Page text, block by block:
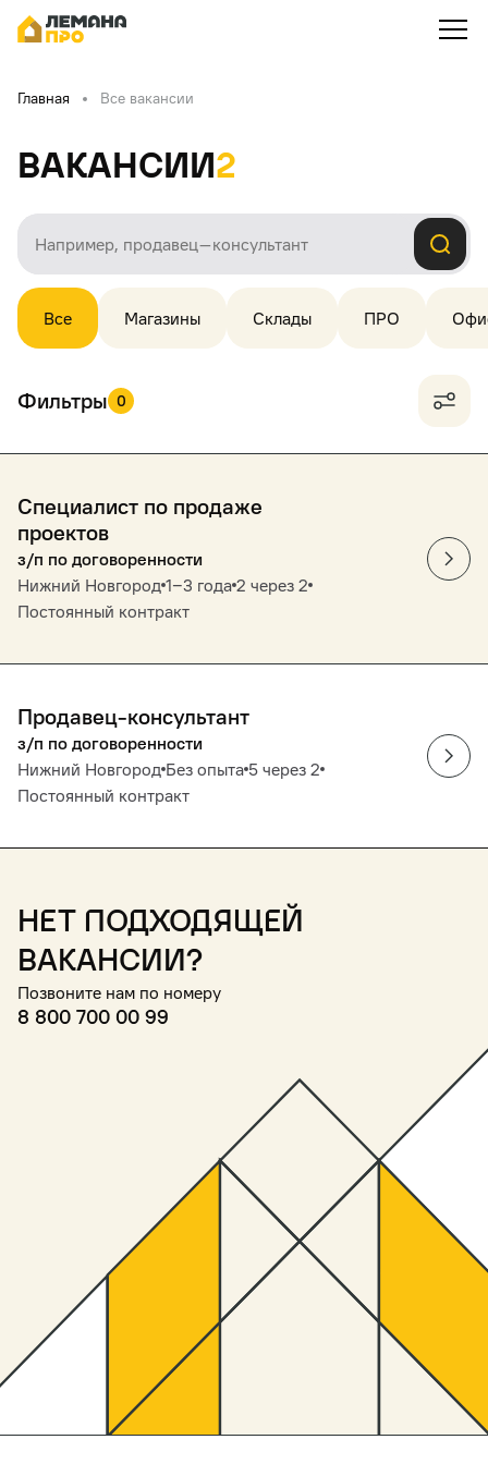
Главная Все вакансии
Вакансии2
Все Магазины Склады ПРО
Фильтры 0
Специалист по продаже
проектов
з/п по договоренности
Нижний Новгород 1‒3 года 2 через 2
Постоянный контракт
Продавец-консультант
з/п по договоренности
Нижний Новгород Без опыта 5 через 2
Постоянный контракт
Нет подходящей
вакансии?
Позвоните нам по номеру
8 800 700 00 99